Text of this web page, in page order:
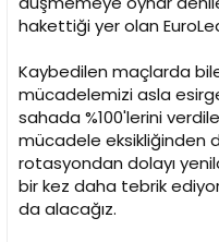
hakettiği yer olan
Kaybedilen maçlarda
mücadelemizi asla
sahada %100'lerini
mücadele eksikliğinden
rotasyondan dolayı
bir kez daha tebrik
da alacağız.